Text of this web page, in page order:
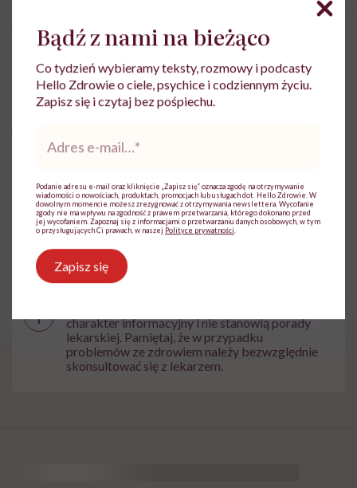
Z wykształcenia - dziennikarka, pedagożka
i ekspertka ds. żywienia
Zobacz profil
Powiązane tematy:
Macica problemy z płodnością
i
charakter informacyjny i nie stanowią porady
lekarskiej. Pamiętaj, że w przypadku
problemów ze zdrowiem należy bezwzględnie
skonsultować się z lekarzem.
Bądź z nami na bieżąco
Co tydzień wybieramy teksty, rozmowy i podcasty
Hello Zdrowie o ciele, psychice i codziennym życiu.
Zapisz się i czytaj bez pośpiechu.
*
Podanie adresu e-mail oraz kliknięcie „Zapisz się” oznacza zgodę na otrzymywanie
wiadomości o nowościach, produktach, promocjach lub usługach dot. Hello Zdrowie. W
dowolnym momencie możesz zrezygnować z otrzymywania newslettera. Wycofanie
zgody nie ma wpływu na zgodność z prawem przetwarzania, którego dokonano przed
jej wycofaniem. Zapoznaj się z informacjami o przetwarzaniu danych osobowych, w tym
o przysługujących Ci prawach, w naszej Polityce prywatności
Zapisz się